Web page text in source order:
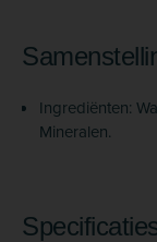
Ingrediënten:
Mineralen.